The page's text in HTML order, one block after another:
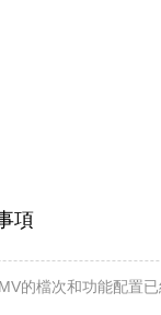
項
的檔次和功能配置已